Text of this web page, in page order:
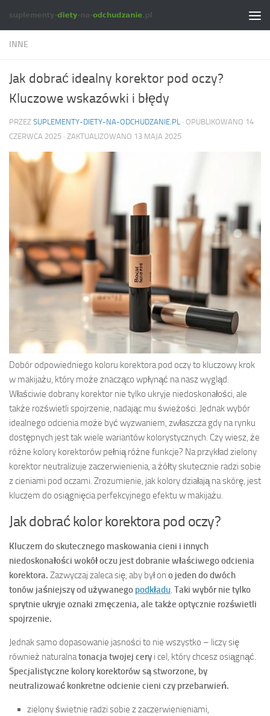
Skip to content
INNE
Jak dobrać idealny korektor pod oczy?
Kluczowe wskazówki i błędy
PRZEZ SUPLEMENTY-DIETY-NA-ODCHUDZANIE.PL · OPUBLIKOWANO 14
CZERWCA 2025 · ZAKTUALIZOWANO 13 MAJA 2025
Dobór odpowiedniego koloru korektora pod oczy to kluczowy krok
w makijażu, który może znacząco wpłynąć na nasz wygląd.
Właściwie dobrany korektor nie tylko ukryje niedoskonałości, ale
także rozświetli spojrzenie, nadając mu świeżości. Jednak wybór
idealnego odcienia może być wyzwaniem, zwłaszcza gdy na rynku
dostępnych jest tak wiele wariantów kolorystycznych. Czy wiesz, że
różne kolory korektorów pełnią różne funkcje? Na przykład zielony
korektor neutralizuje zaczerwienienia, a żółty skutecznie radzi sobie
z cieniami pod oczami. Zrozumienie, jak kolory działają na skórę, jest
kluczem do osiągnięcia perfekcyjnego efektu w makijażu.
Jak dobrać kolor korektora pod oczy?
Kluczem do skutecznego maskowania cieni i innych
niedoskonałości wokół oczu jest dobranie właściwego odcienia
korektora. Zazwyczaj zaleca się, aby był on o jeden do dwóch
tonów jaśniejszy od używanego podkładu. Taki wybór nie tylko
sprytnie ukryje oznaki zmęczenia, ale także optycznie rozświetli
spojrzenie.
Jednak samo dopasowanie jasności to nie wszystko – liczy się
również naturalnatonacja twojej cery i cel, który chcesz osiągnąć.
Specjalistyczne kolory korektorów są stworzone, by
neutralizować konkretne odcienie cieni czy przebarwień.
zielony świetnie radzi sobie z zaczerwienieniami,